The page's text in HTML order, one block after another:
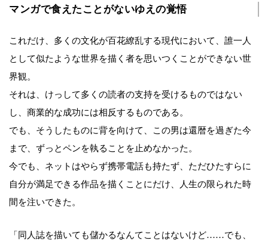
マンガで食えたことがないゆえの覚悟
これだけ、多くの文化が百花繚乱する現代において、誰一人
として似たような世界を描く者を思いつくことができない世
界観。
それは、けっして多くの読者の支持を受けるものではない
し、商業的な成功には相反するものである。
でも、そうしたものに背を向けて、この男は還暦を過ぎた今
まで、ずっとペンを執ることを止めなかった。
今でも、ネットはやらず携帯電話も持たず、ただひたすらに
自分が満足できる作品を描くことにだけ、人生の限られた時
間を注いできた。
「同人誌を描いても儲かるなんてことはないけど……でも、